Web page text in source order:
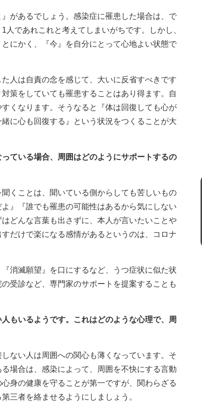
があるでしょう。感染症に罹患した場合は、で
であれこれと考えてしまいがちです。しかし、
にかく、『今』を自分にとって心地よい状態で
人は自責の念を感じて、大いに反省すべきです
策をしていても罹患することはあり得ます。自
くなります。そうなると『体は回復しても心が
に心も回復する』という状況をつくることが大
ている場合、周囲はどのようにサポートするの
くことは、聞いている側からしても苦しいもの
』『誰でも罹患の可能性はあるから気にしない
どんな言葉も出さずに、本人が言いたいことや
だけで楽になる感情があるというのは、コロナ
消滅願望』を口にするなど、うつ症状に似た状
受診など、専門家のサポートを提案することも
もいるようです。これはどのような心理で、周
ない人は周囲への関心も薄くなっています。そ
場合は、感染によって、周囲を不快にする言動
身の健康を守ることが第一ですが、関わらざる
三者を絡ませるようにしましょう。